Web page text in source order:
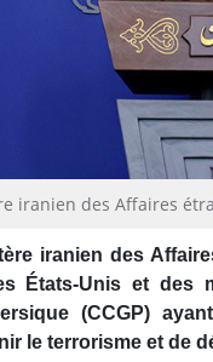
iranien des Affaires
iranien des
États-Unis et des
(CCGP)
le terrorisme et de